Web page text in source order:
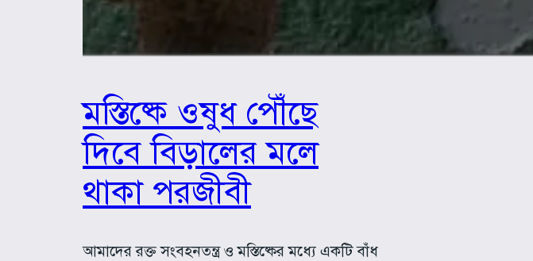
​​মস্তিষ্কে ওষুধ পৌঁছে
দিবে বিড়ালের মলে
থাকা পরজীবী
আমাদের রক্ত সংবহনতন্ত্র ও মস্তিষ্কের মধ্যে একটি বাঁধ